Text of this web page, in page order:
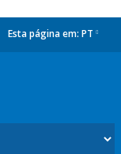
Esta página em: PT